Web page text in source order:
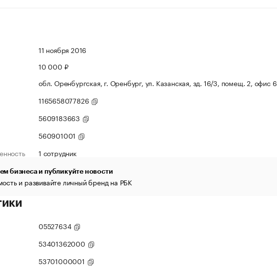
11 ноября 2016
10 000 ₽
обл. Оренбургская, г. Оренбург, ул. Казанская, зд. 16/3, помещ. 2, офис 6
1165658077826
5609183663
560901001
1 сотрудник
бизнеса и публикуйте новости
и развивайте личный бренд на РБК
05527634
53401362000
53701000001